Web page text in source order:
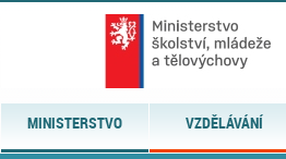
MINISTERSTVO VZDĚLÁVÁNÍ